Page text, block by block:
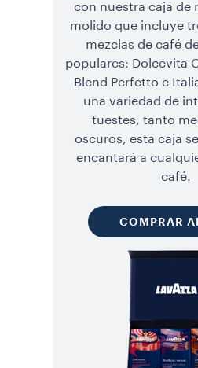
con nuestra caja de
molido que incluye
mezclas de café
populares: Dolcevita
Blend Perfetto e
una variedad de
tuestes, tanto
oscuros, esta caja
encantará a
café.
COMPRAR